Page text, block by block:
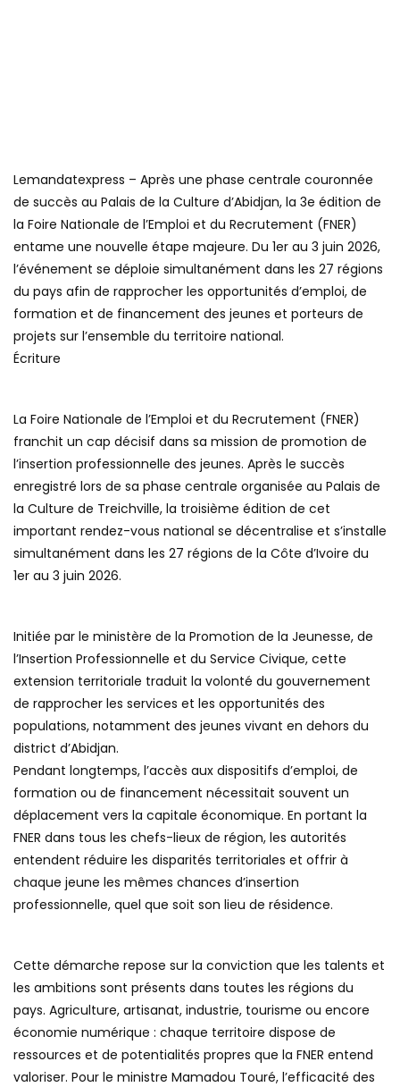
Lemandatexpress – Après une phase centrale couronnée
de succès au Palais de la Culture d’Abidjan, la 3e édition de
la Foire Nationale de l’Emploi et du Recrutement (FNER)
entame une nouvelle étape majeure. Du 1er au 3 juin 2026,
l’événement se déploie simultanément dans les 27 régions
du pays afin de rapprocher les opportunités d’emploi, de
formation et de financement des jeunes et porteurs de
projets sur l’ensemble du territoire national.
Écriture
La Foire Nationale de l’Emploi et du Recrutement (FNER)
franchit un cap décisif dans sa mission de promotion de
l’insertion professionnelle des jeunes. Après le succès
enregistré lors de sa phase centrale organisée au Palais de
la Culture de Treichville, la troisième édition de cet
important rendez-vous national se décentralise et s’installe
simultanément dans les 27 régions de la Côte d’Ivoire du
1er au 3 juin 2026.
Initiée par le ministère de la Promotion de la Jeunesse, de
l’Insertion Professionnelle et du Service Civique, cette
extension territoriale traduit la volonté du gouvernement
de rapprocher les services et les opportunités des
populations, notamment des jeunes vivant en dehors du
district d’Abidjan.
Pendant longtemps, l’accès aux dispositifs d’emploi, de
formation ou de financement nécessitait souvent un
déplacement vers la capitale économique. En portant la
FNER dans tous les chefs-lieux de région, les autorités
entendent réduire les disparités territoriales et offrir à
chaque jeune les mêmes chances d’insertion
professionnelle, quel que soit son lieu de résidence.
Cette démarche repose sur la conviction que les talents et
les ambitions sont présents dans toutes les régions du
pays. Agriculture, artisanat, industrie, tourisme ou encore
économie numérique : chaque territoire dispose de
ressources et de potentialités propres que la FNER entend
valoriser. Pour le ministre Mamadou Touré, l’efficacité des